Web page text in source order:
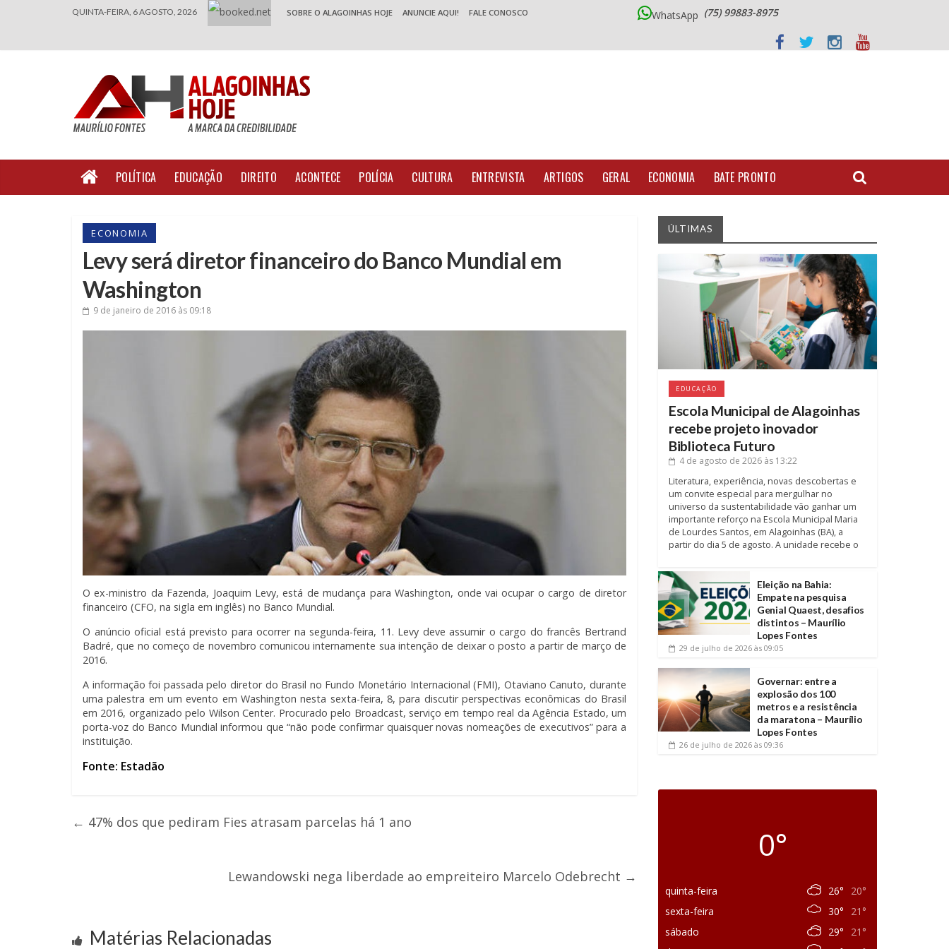
QUINTA-FEIRA, 6 AGOSTO, 2026 SOBRE O ALAGOINHAS HOJE ANUNCIE AQUI! FALE CONOSCO WhatsApp (75) 99883-8975
POLÍTICA EDUCAÇÃO DIREITO ACONTECE POLÍCIA CULTURA ENTREVISTA ARTIGOS GERAL ECONOMIA BATE PRONTO
ECONOMIA
Levy será diretor financeiro do Banco Mundial em
Washington
9 de janeiro de 2016 às 09:18
O ex-ministro da Fazenda, Joaquim Levy, está de mudança para Washington, onde vai ocupar o cargo de diretor
financeiro (CFO, na sigla em inglês) no Banco Mundial.
O anúncio oficial está previsto para ocorrer na segunda-feira, 11. Levy deve assumir o cargo do francês Bertrand
Badré, que no começo de novembro comunicou internamente sua intenção de deixar o posto a partir de março de
2016.
A informação foi passada pelo diretor do Brasil no Fundo Monetário Internacional (FMI), Otaviano Canuto, durante
uma palestra em um evento em Washington nesta sexta-feira, 8, para discutir perspectivas econômicas do Brasil
em 2016, organizado pelo Wilson Center. Procurado pelo Broadcast, serviço em tempo real da Agência Estado, um
porta-voz do Banco Mundial informou que “não pode confirmar quaisquer novas nomeações de executivos” para a
instituição.
Fonte: Estadão
← 47% dos que pediram Fies atrasam parcelas há 1 ano
Lewandowski nega liberdade ao empreiteiro Marcelo Odebrecht →
Matérias Relacionadas
ÚLTIMAS
EDUCAÇÃO
Escola Municipal de Alagoinhas
recebe projeto inovador
Biblioteca Futuro
4 de agosto de 2026 às 13:22
Literatura, experiência, novas descobertas e
um convite especial para mergulhar no
universo da sustentabilidade vão ganhar um
importante reforço na Escola Municipal Maria
de Lourdes Santos, em Alagoinhas (BA), a
partir do dia 5 de agosto. A unidade recebe o
Eleição na Bahia:
Empate na pesquisa
Genial Quaest, desafios
distintos – Maurílio
Lopes Fontes
29 de julho de 2026 às 09:05
Governar: entre a
explosão dos 100
metros e a resistência
da maratona – Maurílio
Lopes Fontes
26 de julho de 2026 às 09:36
0°
quinta-feira 26°
20°
sexta-feira
30°
21°
sábado
29°
21°